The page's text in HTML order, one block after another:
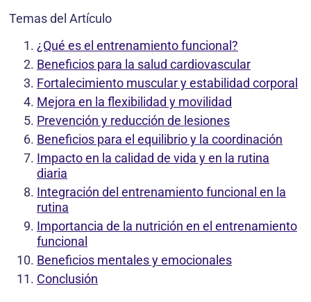
Temas del Artículo
¿Qué es el entrenamiento funcional?
Beneficios para la salud cardiovascular
Fortalecimiento muscular y estabilidad corporal
Mejora en la flexibilidad y movilidad
Prevención y reducción de lesiones
Beneficios para el equilibrio y la coordinación
Impacto en la calidad de vida y en la rutina
diaria
Integración del entrenamiento funcional en la
rutina
Importancia de la nutrición en el entrenamiento
funcional
Beneficios mentales y emocionales
Conclusión